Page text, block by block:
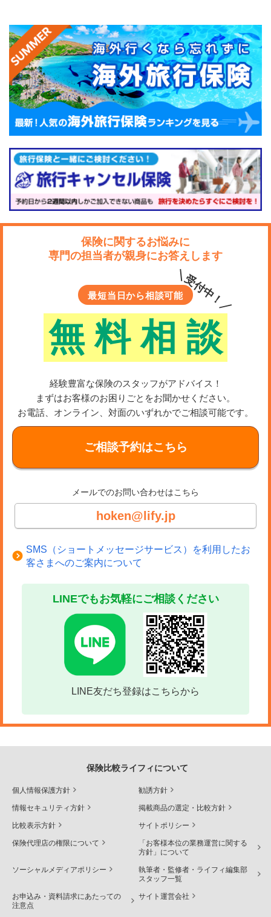
保険に関するお悩みに
専門の担当者が親身にお答えします
最短当日から相談可能
無 料 相 談
＼受付中！／
経験豊富な保険のスタッフがアドバイス！
まずはお客様のお困りごとをお聞かせください。
お電話、オンライン、対面のいずれかでご相談可能です。
ご相談予約はこちら
メールでのお問い合わせはこちら
hoken@lify.jp
SMS（ショートメッセージサービス）を利用したお
客さまへのご案内について
LINEでもお気軽にご相談ください
LINE友だち登録はこちらから
保険比較ライフィについて
個人情報保護方針 勧誘方針
情報セキュリティ方針 掲載商品の選定・比較方針
比較表示方針 サイトポリシー
保険代理店の権限について
「お客様本位の業務運営に関する
方針」について
ソーシャルメディアポリシー
執筆者・監修者・ライフィ編集部
スタッフ一覧
お申込み・資料請求にあたっての
注意点
サイト運営会社